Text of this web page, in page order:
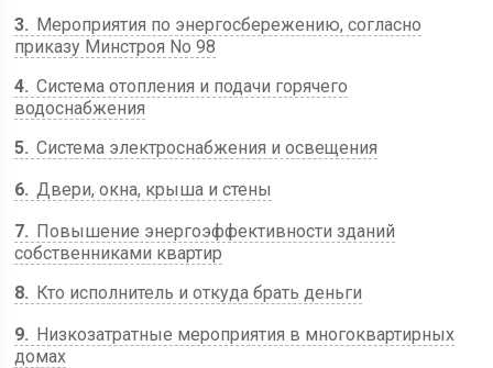
3
Мероприятия по энергосбережению, согласно
приказу Минстроя No 98
4 Система отопления и подачи горячего
водоснабжения
5 Система электроснабжения и освещения
6 Двери, окна, крыша и стены
7
Повышение энергоэффективности зданий
собственниками квартир
8
Кто исполнитель и откуда брать деньги
9
Низкозатратные мероприятия в многоквартирных
домах